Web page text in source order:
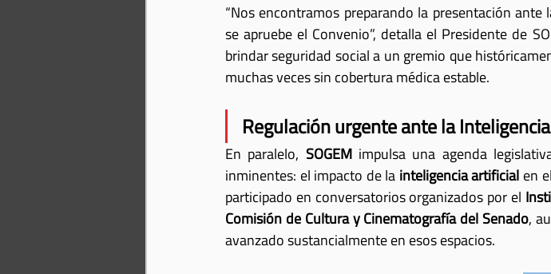
“Nos encontramos preparando la presentación
se apruebe el Convenio”, detalla el Presidente de
brindar seguridad social a un gremio que
muchas veces sin cobertura médica estable.
Regulación urgente ante la
En paralelo, SOGEM impulsa una agenda
inminentes: el impacto de la inteligencia artificial en
participado en conversatorios organizados por el
Comisión de Cultura y Cinematografía del Senado,
avanzado sustancialmente en esos espacios.